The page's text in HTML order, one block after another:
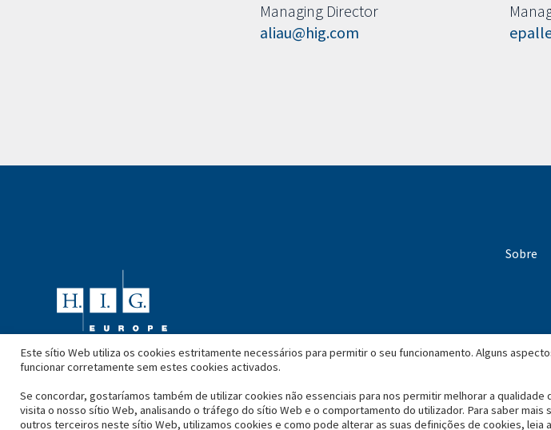
Managing Director
aliau@hig.com
Sobre
Este sítio Web utiliza os cookies estritamente necessários para permitir o seu funcionamento. Alguns
funcionar corretamente sem estes cookies activados.
Se concordar, gostaríamos também de utilizar cookies não essenciais para nos permitir melhorar a qualidade
visita o nosso sítio Web, analisando o tráfego do sítio Web e o comportamento do utilizador. Para saber mais
outros terceiros neste sítio Web, utilizamos cookies e como pode alterar as suas definições de cookies, leia